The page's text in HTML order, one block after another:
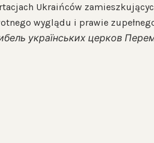
Ukraińców
wyglądu i prawie
українських церков